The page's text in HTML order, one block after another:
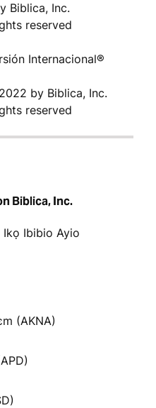
Biblica, Inc.
reserved
Internacional®
by Biblica, Inc.
reserved
Biblica, Inc.
Ikọ Ibibio Ayio
(AKNA)